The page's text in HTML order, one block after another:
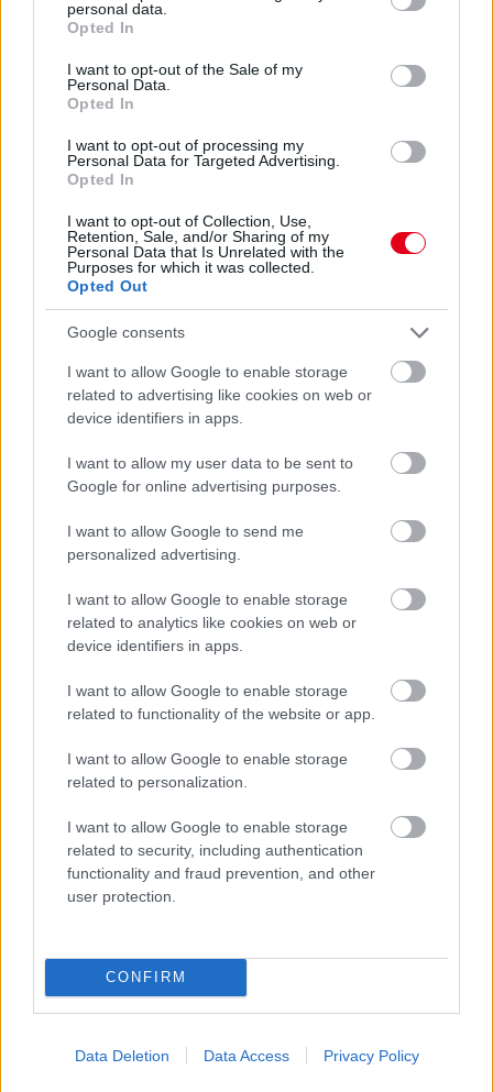
grant or deny consent to Google and its third-party tags to
use your data for below specified purposes in below Google
consent section.
personal data.
Opted In
I want to opt-out of the Sale of my
Personal Data.
Opted In
I want to opt-out of processing my
Personal Data for Targeted Advertising.
Opted In
I want to opt-out of Collection, Use,
Retention, Sale, and/or Sharing of my
Personal Data that Is Unrelated with the
Purposes for which it was collected.
Opted Out
Google consents
I want to allow Google to enable storage
related to advertising like cookies on web or
device identifiers in apps.
I want to allow my user data to be sent to
Google for online advertising purposes.
I want to allow Google to send me
personalized advertising.
I want to allow Google to enable storage
related to analytics like cookies on web or
device identifiers in apps.
I want to allow Google to enable storage
related to functionality of the website or app.
I want to allow Google to enable storage
related to personalization.
I want to allow Google to enable storage
related to security, including authentication
functionality and fraud prevention, and other
user protection.
CONFIRM
Data Deletion Data Access Privacy Policy
„Jó látni, hogy közel az álom” – Camara az F1-es
1 napja
MotoGP: Bezzecchi közel egy másodpercet javított a
körrekordon